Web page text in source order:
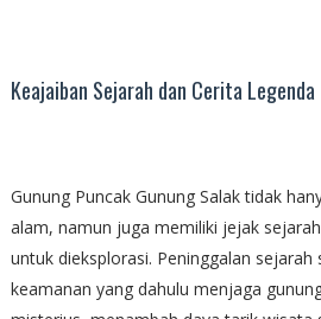
Keajaiban Sejarah dan Cerita Legenda
Gunung Puncak Gunung Salak tidak
alam, namun juga memiliki jejak
untuk dieksplorasi. Peninggalan
keamanan yang dahulu menjaga